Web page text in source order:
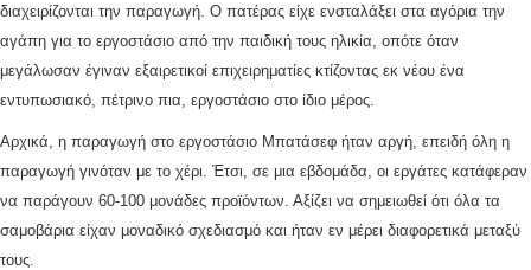
διαχειρίζονται την παραγωγή. Ο πατέρας είχε ενσταλάξει στα αγόρια την
αγάπη για το εργοστάσιο από την παιδική τους ηλικία, οπότε όταν
μεγάλωσαν έγιναν εξαιρετικοί επιχειρηματίες κτίζοντας εκ νέου ένα
εντυπωσιακό, πέτρινο πια, εργοστάσιο στο ίδιο μέρος.
Αρχικά, η παραγωγή στο εργοστάσιο Μπατάσεφ ήταν αργή, επειδή όλη η
παραγωγή γινόταν με το χέρι. Έτσι, σε μια εβδομάδα, οι εργάτες κατάφεραν
να παράγουν 60-100 μονάδες προϊόντων. Αξίζει να σημειωθεί ότι όλα τα
σαμοβάρια είχαν μοναδικό σχεδιασμό και ήταν εν μέρει διαφορετικά μεταξύ
τους.